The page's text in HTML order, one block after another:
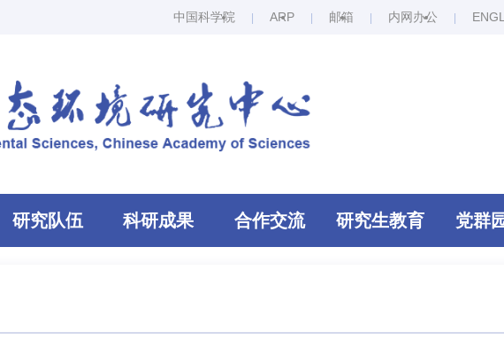
中国科学院 ARP 邮箱 内网办公
研究队伍 科研成果 合作交流 研究生教育 党群